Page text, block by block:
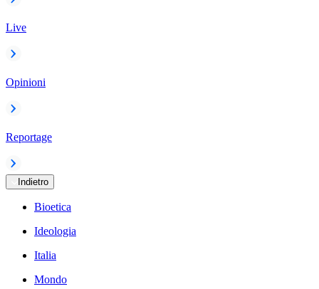
Live
Opinioni
Reportage
Indietro
Bioetica
Ideologia
Italia
Mondo